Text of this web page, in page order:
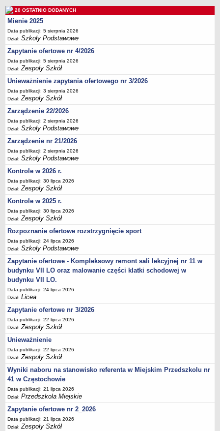
Majątek
Godziny dyżurów
Ogłoszenie
Zarządzenia
Kontrole
Rejestry, ewidencje, archiwa
Deklaracja dostępności
PORADNIE PSYCHOLOGICZNO-PEDAGOGICZNE
Zespół Poradni
BIURO FINANSÓW OŚWIATY
Dane podstawowe
Statut
Majątek
Godziny dyżurów
Ogłoszenia
Rejestry, ewidencje, archiwa
Kontrole
PONOWNE WYKORZYSTYWANIE
Sprawozdania
Deklaracja dostępności
DEKLARACJA DOSTĘPNOŚCI
OŚWIADCZENIA MAJĄTKOWE
PONOWNE WYKORZYSTYWANIE
UDOSTĘPNIANIE INFORMACJI PUBLICZNEJ
OCHRONA DANYCH OSOBOWYCH
20 OSTATNIO DODANYCH
Mienie 2025
Data publikacji: 5 sierpnia 2026
Dział:Szkoły Podstawowe
Zapytanie ofertowe nr 4/2026
Data publikacji: 5 sierpnia 2026
Dział:Zespoły Szkół
Unieważnienie zapytania ofertowego nr 3/2026
Data publikacji: 3 sierpnia 2026
Dział:Zespoły Szkół
Zarządzenie 22/2026
Data publikacji: 2 sierpnia 2026
Dział:Szkoły Podstawowe
Zarządzenie nr 21/2026
Data publikacji: 2 sierpnia 2026
Dział:Szkoły Podstawowe
Kontrole w 2026 r.
Data publikacji: 30 lipca 2026
Dział:Zespoły Szkół
Kontrole w 2025 r.
Data publikacji: 30 lipca 2026
Dział:Zespoły Szkół
Rozpoznanie ofertowe rozstrzygnięcie sport
Data publikacji: 24 lipca 2026
Dział:Szkoły Podstawowe
Zapytanie ofertowe - Kompleksowy remont sali lekcyjnej nr 11 w
budynku VII LO oraz malowanie części klatki schodowej w
budynku VII LO.
Data publikacji: 24 lipca 2026
Dział:Licea
Zapytanie ofertowe nr 3/2026
Data publikacji: 22 lipca 2026
Dział:Zespoły Szkół
Unieważnienie
Data publikacji: 22 lipca 2026
Dział:Zespoły Szkół
Wyniki naboru na stanowisko referenta w Miejskim Przedszkolu nr
41 w Częstochowie
Data publikacji: 21 lipca 2026
Dział:Przedszkola Miejskie
Zapytanie ofertowe nr 2_2026
Data publikacji: 21 lipca 2026
Dział:Zespoły Szkół